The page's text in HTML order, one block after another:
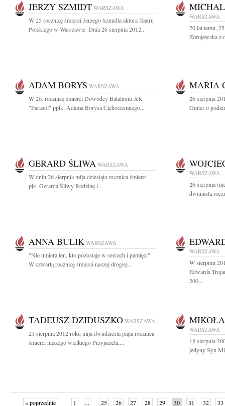
JERZY SZMIDT WARSZAWA
W 25 rocznicę śmierci Jerzego Szmidta aktora Teatru
Polskiego w Warszawie. Dnia 26 sierpnia 2012...
WARSZAWA
20 lat temu,
Zdrojewska z
ADAM BORYS WARSZAWA
W 26. rocznicę śmierci Dowódcy Batalionu AK
"Parasol" ppłk. Adama Borysa Cichociemnego...
MARIA
26 sierpnia
Ginter o
GERARD ŚLIWA WARSZAWA
W dniu 26 sierpnia mija dziesiąta rocznica śmierci
płk. Gerarda Śliwy Rodzinę i...
WARSZAWA
26 sierpnia
dwunastą
ANNA BULIK WARSZAWA
"Nie umiera ten, kto pozostaje w sercach i pamięci"
W czwartą rocznicę śmierci naszej drogiej...
WARSZAWA
W sierpniu
Edwarda
200...
TADEUSZ DZIDUSZKO WARSZAWA
21 sierpnia 2012 roku mija dwudziesta piąta rocznica
śmierci naszego wielkiego Przyjaciela,...
WARSZAWA
18 sierpnia
jedyny Syn
« poprzednie 1 ... 25 26 27 28 29 30 31 32 33